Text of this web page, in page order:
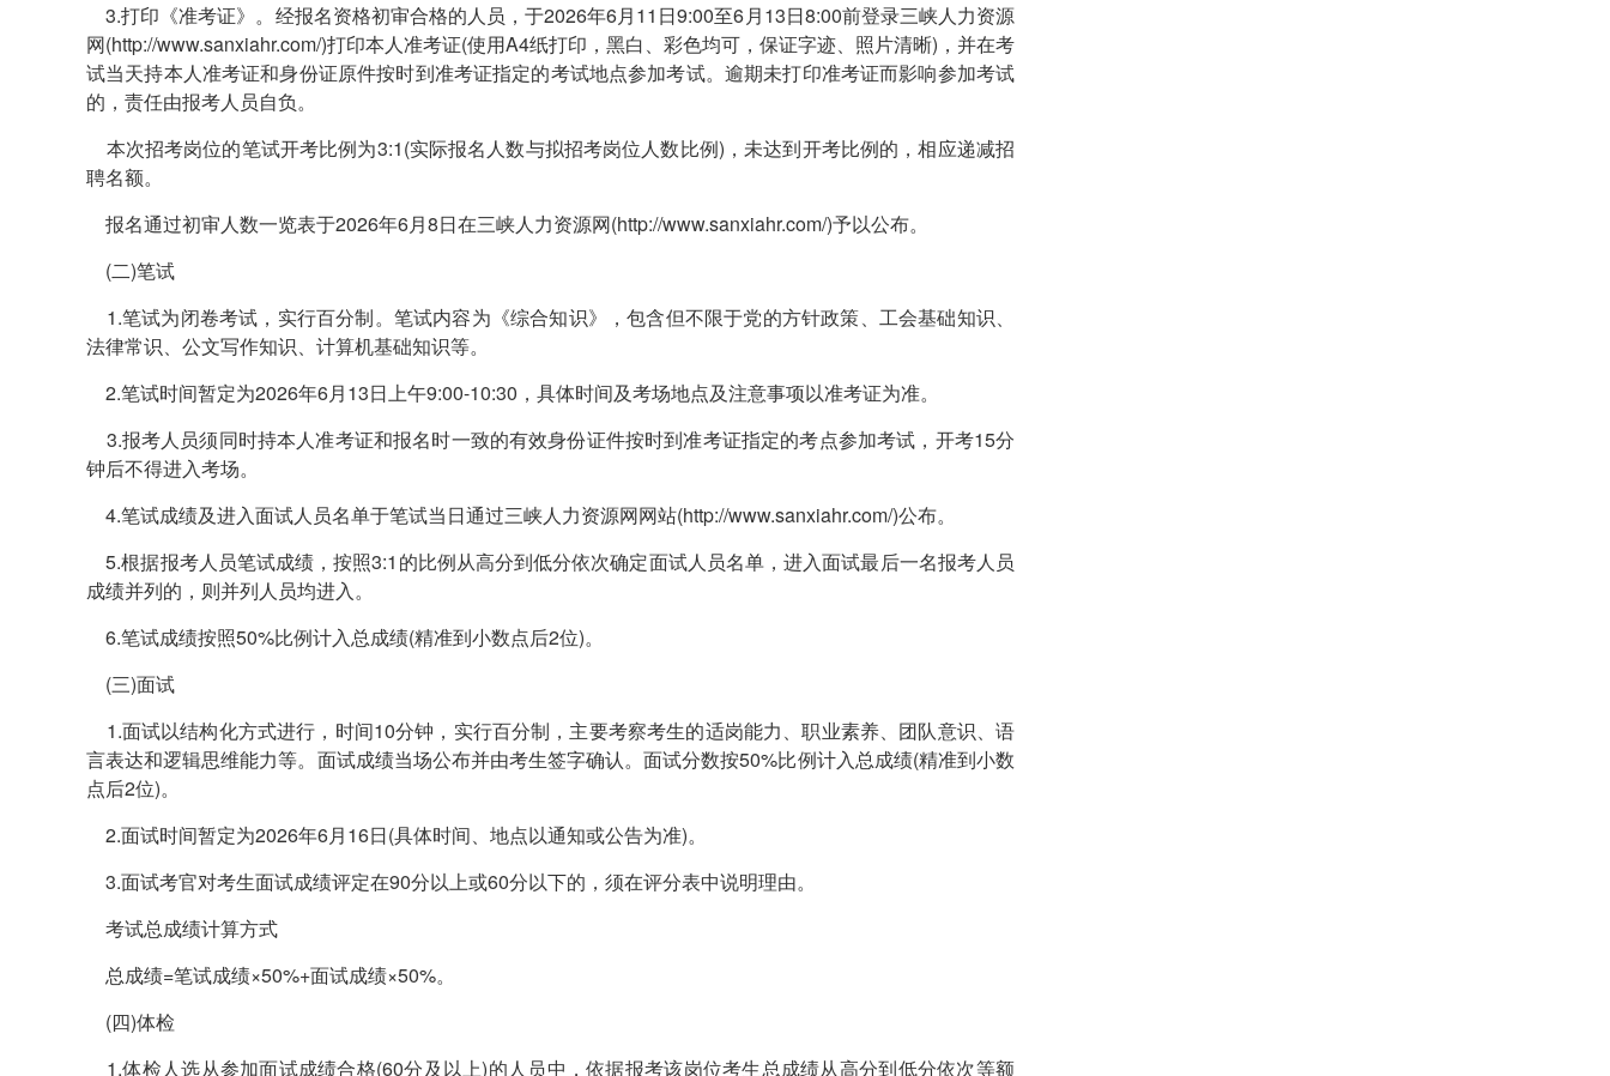
3.打印《准考证》。经报名资格初审合格的人员，于2026年6月11日9:00至6月13日8:00前登录三峡人力资源
网(http://www.sanxiahr.com/)打印本人准考证(使用A4纸打印，黑白、彩色均可，保证字迹、照片清晰)，并在考
试当天持本人准考证和身份证原件按时到准考证指定的考试地点参加考试。逾期未打印准考证而影响参加考试
的，责任由报考人员自负。
本次招考岗位的笔试开考比例为3:1(实际报名人数与拟招考岗位人数比例)，未达到开考比例的，相应递减招
聘名额。
报名通过初审人数一览表于2026年6月8日在三峡人力资源网(http://www.sanxiahr.com/)予以公布。
(二)笔试
1.笔试为闭卷考试，实行百分制。笔试内容为《综合知识》，包含但不限于党的方针政策、工会基础知识、
法律常识、公文写作知识、计算机基础知识等。
2.笔试时间暂定为2026年6月13日上午9:00-10:30，具体时间及考场地点及注意事项以准考证为准。
3.报考人员须同时持本人准考证和报名时一致的有效身份证件按时到准考证指定的考点参加考试，开考15分
钟后不得进入考场。
4.笔试成绩及进入面试人员名单于笔试当日通过三峡人力资源网网站(http://www.sanxiahr.com/)公布。
5.根据报考人员笔试成绩，按照3:1的比例从高分到低分依次确定面试人员名单，进入面试最后一名报考人员
成绩并列的，则并列人员均进入。
6.笔试成绩按照50%比例计入总成绩(精准到小数点后2位)。
(三)面试
1.面试以结构化方式进行，时间10分钟，实行百分制，主要考察考生的适岗能力、职业素养、团队意识、语
言表达和逻辑思维能力等。面试成绩当场公布并由考生签字确认。面试分数按50%比例计入总成绩(精准到小数
点后2位)。
2.面试时间暂定为2026年6月16日(具体时间、地点以通知或公告为准)。
3.面试考官对考生面试成绩评定在90分以上或60分以下的，须在评分表中说明理由。
考试总成绩计算方式
总成绩=笔试成绩×50%+面试成绩×50%。
(四)体检
1.体检人选从参加面试成绩合格(60分及以上)的人员中，依据报考该岗位考生总成绩从高分到低分依次等额